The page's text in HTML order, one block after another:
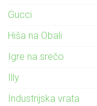
Gucci
Hiša na Obali
Igre na srečo
Illy
Industrijska vrata